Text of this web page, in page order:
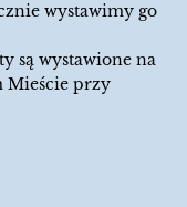
wystawimy go
są wystawione na
Mieście przy